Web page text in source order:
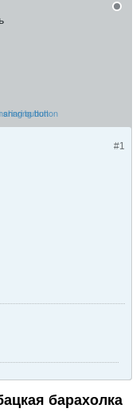
#1
барахолка